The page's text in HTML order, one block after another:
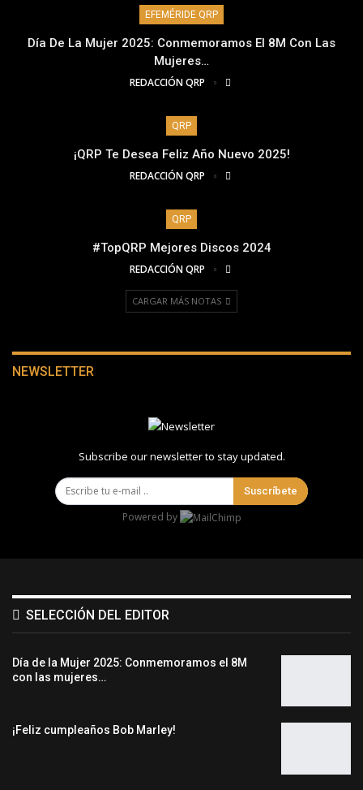
EFEMÉRIDE QRP
Día De La Mujer 2025: Conmemoramos El 8M Con Las
Mujeres…
REDACCIÓN QRP
QRP
¡QRP Te Desea Feliz Año Nuevo 2025!
REDACCIÓN QRP
QRP
#TopQRP Mejores Discos 2024
REDACCIÓN QRP
CARGAR MÁS NOTAS
NEWSLETTER
Subscribe our newsletter to stay updated.
Suscríbete
Powered by
SELECCIÓN DEL EDITOR
Día de la Mujer 2025: Conmemoramos el 8M
con las mujeres…
¡Feliz cumpleaños Bob Marley!